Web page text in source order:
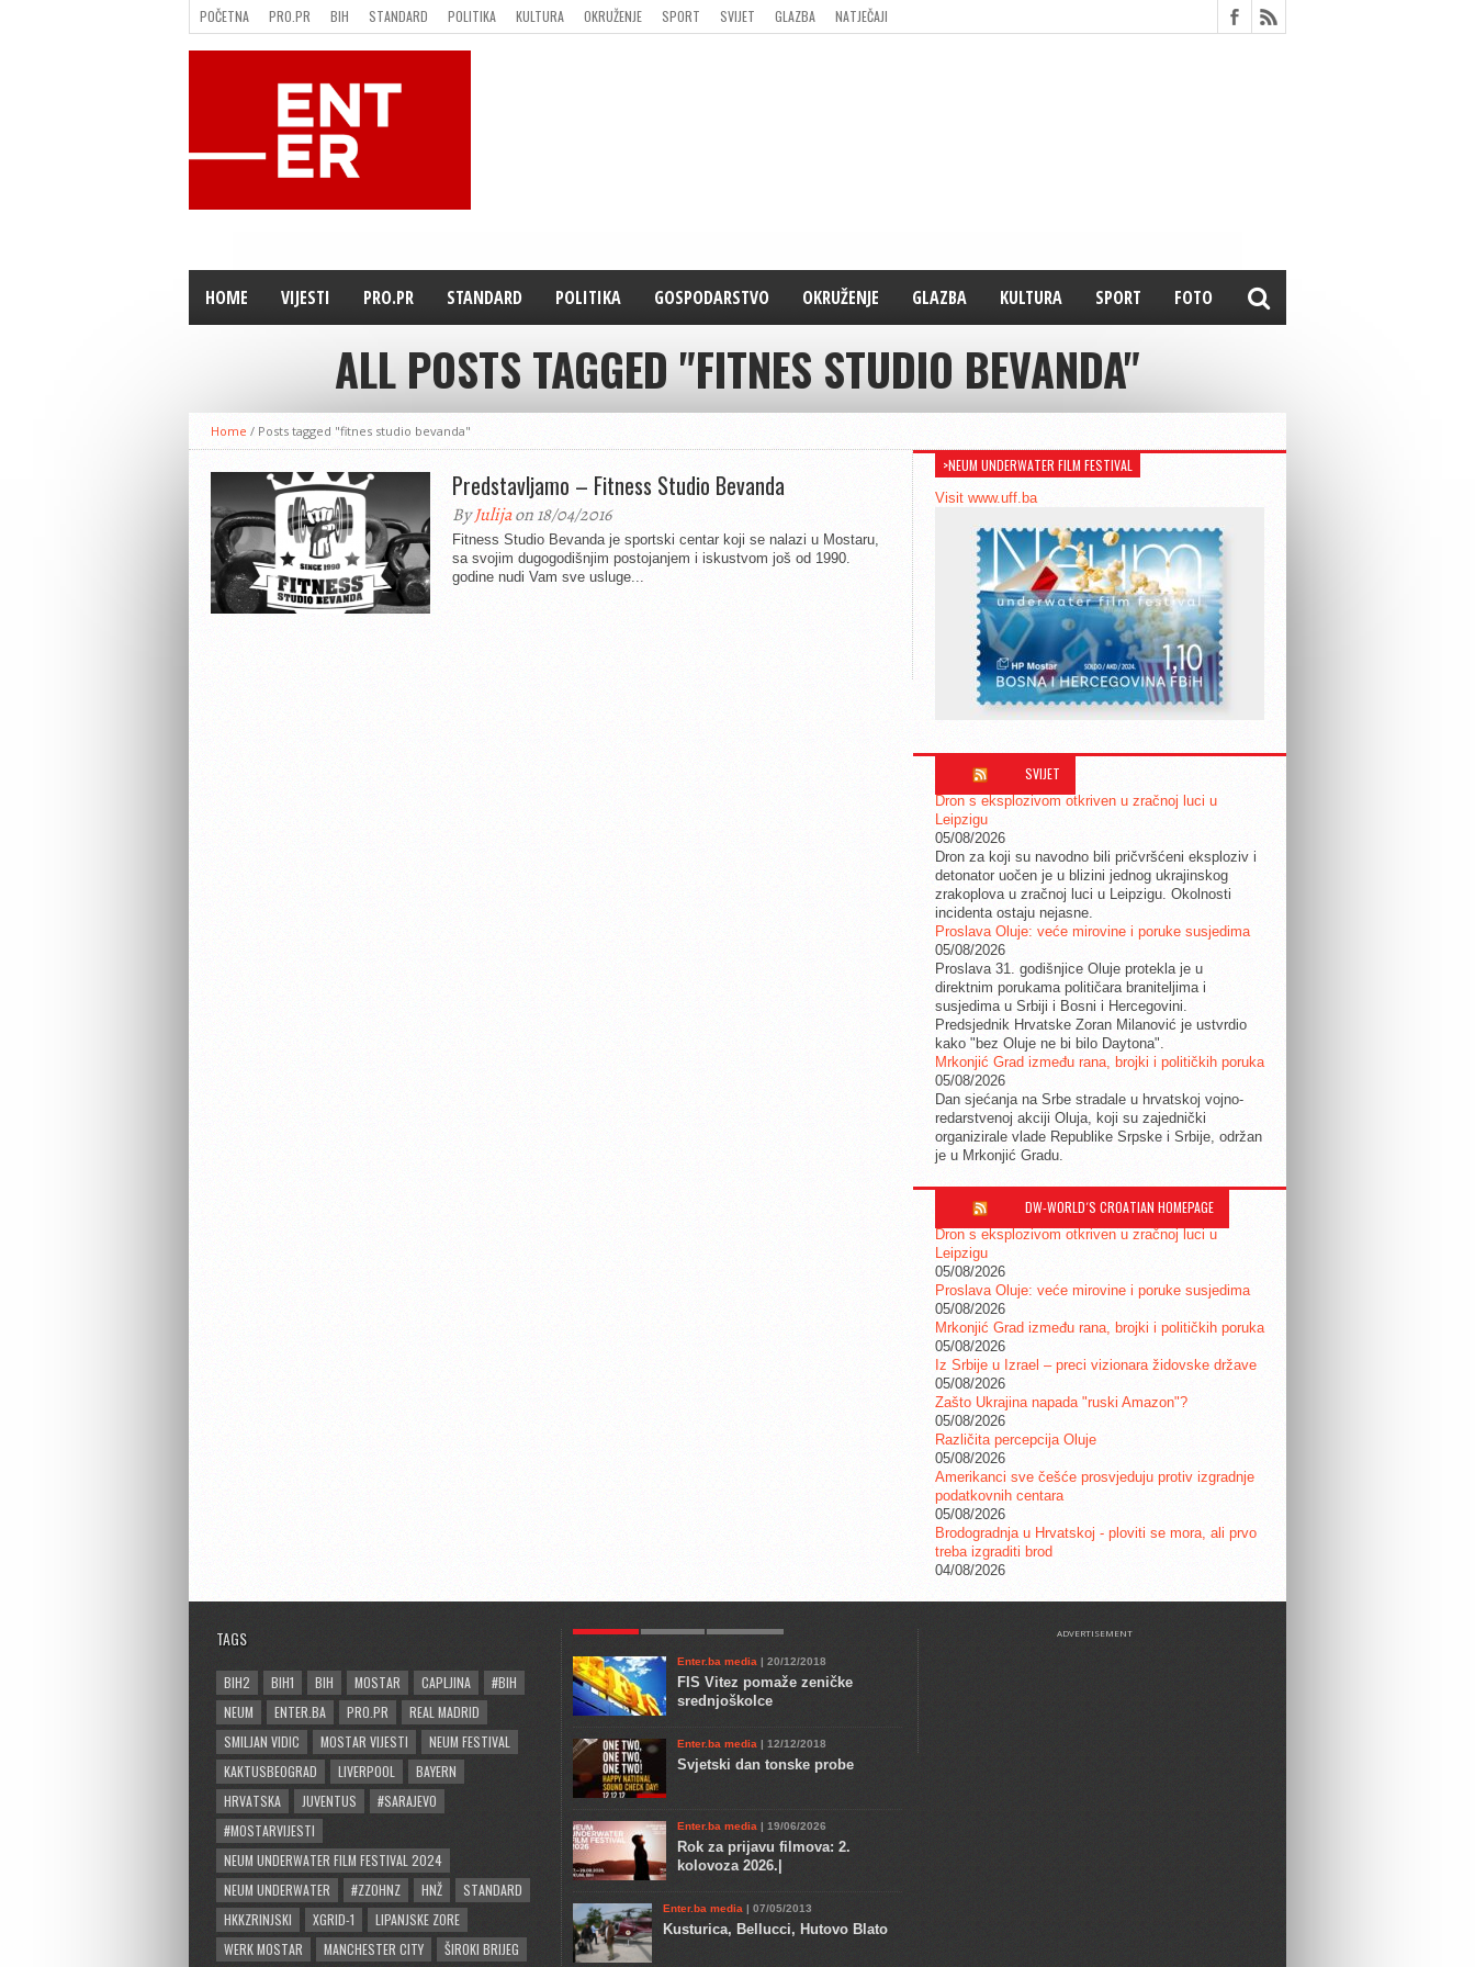
POČETNA PRO.PR BIH STANDARD POLITIKA KULTURA OKRUŽENJE SPORT SVIJET GLAZBA
NATJEČAJI
FILMING LOCATION IN BH
KONTAKT
HOME VIJESTI PRO.PR STANDARD POLITIKA GOSPODARSTVO OKRUŽENJE GLAZBA KULTURA SPORT FOTO
ALL POSTS TAGGED "FITNES STUDIO BEVANDA"
Home / Posts tagged "fitnes studio bevanda"
Predstavljamo – Fitness Studio Bevanda
ByJulijaon 18/04/2016
Fitness Studio Bevanda je sportski centar koji se nalazi u Mostaru,
sa svojim dugogodišnjim postojanjem i iskustvom još od 1990.
godine nudi Vam sve usluge...
>NEUM UNDERWATER FILM FESTIVAL
Visit www.uff.ba
SVIJET
Dron s eksplozivom otkriven u zračnoj luci u
Leipzigu
05/08/2026
Dron za koji su navodno bili pričvršćeni eksploziv i
detonator uočen je u blizini jednog ukrajinskog
zrakoplova u zračnoj luci u Leipzigu. Okolnosti
incidenta ostaju nejasne.
Proslava Oluje: veće mirovine i poruke susjedima
05/08/2026
Proslava 31. godišnjice Oluje protekla je u
direktnim porukama političara braniteljima i
susjedima u Srbiji i Bosni i Hercegovini.
Predsjednik Hrvatske Zoran Milanović je ustvrdio
kako "bez Oluje ne bi bilo Daytona".
Mrkonjić Grad između rana, brojki i političkih poruka
05/08/2026
Dan sjećanja na Srbe stradale u hrvatskoj vojno-
redarstvenoj akciji Oluja, koji su zajednički
organizirale vlade Republike Srpske i Srbije, održan
je u Mrkonjić Gradu.
DW-WORLD´S CROATIAN HOMEPAGE
Dron s eksplozivom otkriven u zračnoj luci u
Leipzigu
05/08/2026
Proslava Oluje: veće mirovine i poruke susjedima
05/08/2026
Mrkonjić Grad između rana, brojki i političkih poruka
05/08/2026
Iz Srbije u Izrael – preci vizionara židovske države
05/08/2026
Zašto Ukrajina napada "ruski Amazon"?
05/08/2026
Različita percepcija Oluje
05/08/2026
Amerikanci sve češće prosvjeduju protiv izgradnje
podatkovnih centara
05/08/2026
Brodogradnja u Hrvatskoj - ploviti se mora, ali prvo
treba izgraditi brod
04/08/2026
TAGS
BIH2 BIH1 BIH MOSTAR CAPLJINA
#BIH
NEUM
ENTER.BA PRO.PR
REAL MADRID
SMILJAN VIDIC
MOSTAR VIJESTI
NEUM FESTIVAL
KAKTUSBEOGRAD
LIVERPOOL
BAYERN
HRVATSKA
JUVENTUS
#SARAJEVO
#MOSTARVIJESTI
NEUM UNDERWATER FILM FESTIVAL 2024
NEUM UNDERWATER
#ZZOHNZ HNŽ
STANDARD
HKKZRINJSKI
XGRID-1
LIPANJSKE ZORE
WERK MOSTAR
MANCHESTER CITY ŠIROKI BRIJEG
Enter.ba media | 20/12/2018
FIS Vitez pomaže zeničke
srednjoškolce
Enter.ba media | 12/12/2018
Svjetski dan tonske probe
Enter.ba media | 19/06/2026
Rok za prijavu filmova: 2.
kolovoza 2026.|
Enter.ba media | 07/05/2013
Kusturica, Bellucci, Hutovo Blato
ADVERTISEMENT